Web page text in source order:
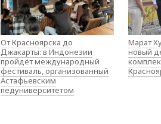
От Красноярска до
Джакарты: в Индонезии
пройдёт международный
фестиваль, организованный
Астафьевским
педуниверситетом
Марат
новый